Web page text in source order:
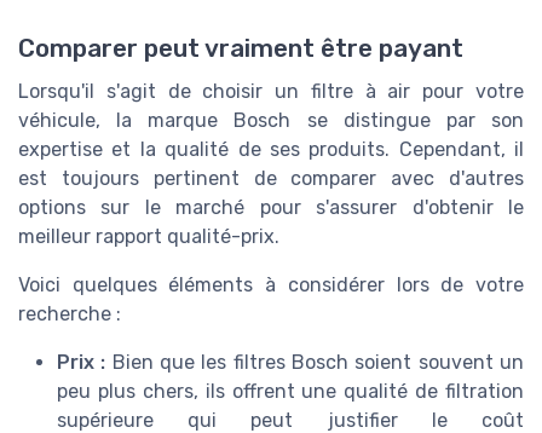
Comparer peut vraiment être payant
Lorsqu'il s'agit de choisir un filtre à air pour votre
véhicule, la marque Bosch se distingue par son
expertise et la qualité de ses produits. Cependant, il
est toujours pertinent de comparer avec d'autres
options sur le marché pour s'assurer d'obtenir le
meilleur rapport qualité-prix.
Voici quelques éléments à considérer lors de votre
recherche :
Prix : Bien que les filtres Bosch soient souvent un
peu plus chers, ils offrent une qualité de filtration
supérieure qui peut justifier le coût